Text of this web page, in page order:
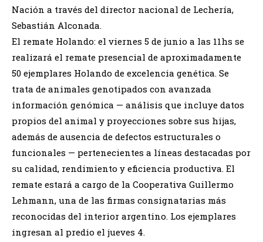
Nación a través del director nacional de Lechería,
Sebastián Alconada.
El remate Holando: el viernes 5 de junio a las 11hs se
realizará el remate presencial de aproximadamente
50 ejemplares Holando de excelencia genética. Se
trata de animales genotipados con avanzada
información genómica — análisis que incluye datos
propios del animal y proyecciones sobre sus hijas,
además de ausencia de defectos estructurales o
funcionales — pertenecientes a líneas destacadas por
su calidad, rendimiento y eficiencia productiva. El
remate estará a cargo de la Cooperativa Guillermo
Lehmann, una de las firmas consignatarias más
reconocidas del interior argentino. Los ejemplares
ingresan al predio el jueves 4.